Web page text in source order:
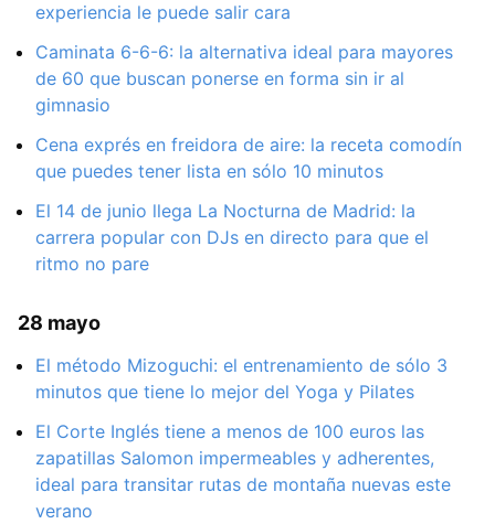
experiencia le puede salir cara
Caminata 6-6-6: la alternativa ideal para mayores
de 60 que buscan ponerse en forma sin ir al
gimnasio
Cena exprés en freidora de aire: la receta comodín
que puedes tener lista en sólo 10 minutos
El 14 de junio llega La Nocturna de Madrid: la
carrera popular con DJs en directo para que el
ritmo no pare
28 mayo
El método Mizoguchi: el entrenamiento de sólo 3
minutos que tiene lo mejor del Yoga y Pilates
El Corte Inglés tiene a menos de 100 euros las
zapatillas Salomon impermeables y adherentes,
ideal para transitar rutas de montaña nuevas este
verano